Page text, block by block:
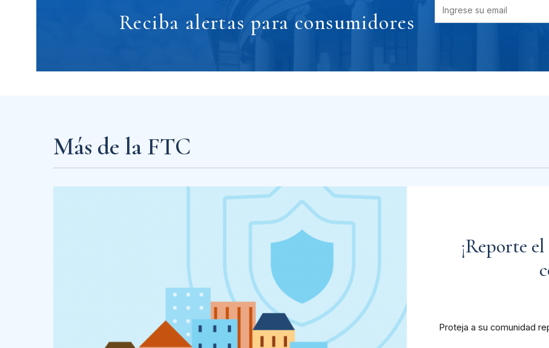
Reciba alertas para consumidores
Más de la FTC
¡Reporte
Proteja a su comunidad